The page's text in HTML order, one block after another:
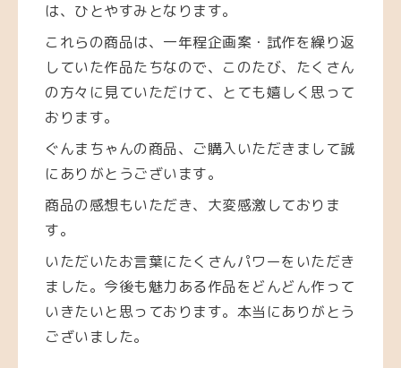
は、ひとやすみとなります。
これらの商品は、一年程企画案・試作を繰り返
していた作品たちなので、このたび、たくさん
の方々に見ていただけて、とても嬉しく思って
おります。
ぐんまちゃんの商品、ご購入いただきまして誠
にありがとうございます。
商品の感想もいただき、大変感激しておりま
す。
いただいたお言葉にたくさんパワーをいただき
ました。今後も魅力ある作品をどんどん作って
いきたいと思っております。 本当にありがとう
ございました。